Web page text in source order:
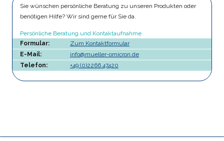
Sie wünschen persönliche Beratung zu unseren Produkten oder
benötigen Hilfe? Wir sind gerne für Sie da.
Persönliche Beratung und Kontaktaufnahme.
Formular:
Zum Kontaktformular
E-Mail:
info@mueller-omicron.de
Telefon:
+49 (0)2266 47420